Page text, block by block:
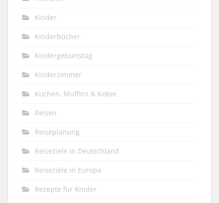
Kinder
Kinderbücher
Kindergeburtstag
Kinderzimmer
Kuchen, Muffins & Kekse
Reisen
Reiseplanung
Reiseziele in Deutschland
Reiseziele in Europa
Rezepte für Kinder